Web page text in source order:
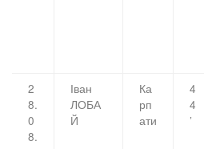
2
8.
0
8.
Іван
ЛОБА
Й
Ка
рп
ати
4
4
’